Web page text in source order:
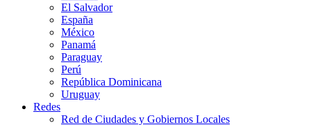
El Salvador
España
México
Panamá
Paraguay
Perú
República Dominicana
Uruguay
Redes
Red de Ciudades y Gobiernos Locales